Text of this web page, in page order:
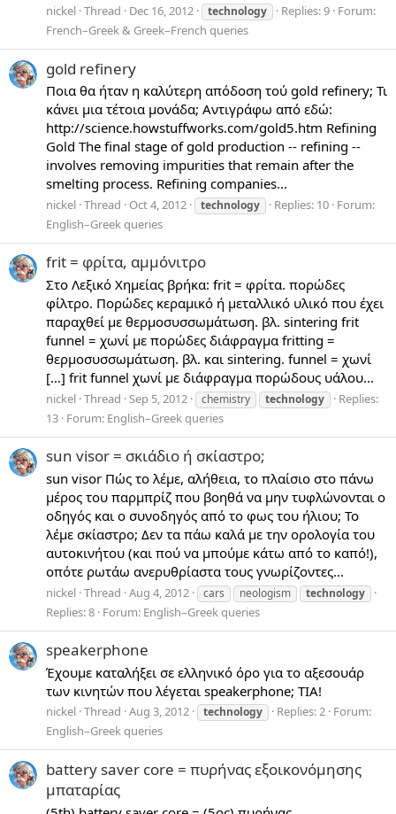
nickel Thread Dec 16, 2012 technology Replies: 9 Forum:
French–Greek & Greek–French queries
gold refinery
Ποια θα ήταν η καλύτερη απόδοση τού gold refinery; Τι
κάνει μια τέτοια μονάδα; Αντιγράφω από εδώ:
http://science.howstuffworks.com/gold5.htm Refining
Gold ­The final stage of gold production -- refining --
involves removing impurities that remain after the
smelting process. Refining companies...
nickel Thread Oct 4, 2012 technology Replies: 10 Forum:
English–Greek queries
frit = φρίτα, αμμόνιτρο
Στο Λεξικό Χημείας βρήκα: frit = φρίτα. πορώδες
φίλτρο. Πορώδες κεραμικό ή μεταλλικό υλικό που έχει
παραχθεί με θερμοσυσσωμάτωση. βλ. sintering frit
funnel = χωνί με πορώδες διάφραγμα fritting =
θερμοσυσσωμάτωση. βλ. και sintering. funnel = χωνί
[…] frit funnel χωνί με διάφραγμα πορώδους υάλου...
nickel Thread Sep 5, 2012 chemistry technology
Replies:
13 Forum: English–Greek queries
sun visor = σκιάδιο ή σκίαστρο;
sun visor Πώς το λέμε, αλήθεια, το πλαίσιο στο πάνω
μέρος του παρμπρίζ που βοηθά να μην τυφλώνονται ο
οδηγός και ο συνοδηγός από το φως του ήλιου; Το
λέμε σκίαστρο; Δεν τα πάω καλά με την ορολογία του
αυτοκινήτου (και πού να μπούμε κάτω από το καπό!),
οπότε ρωτάω ανερυθρίαστα τους γνωρίζοντες...
nickel Thread Aug 4, 2012 cars neologism technology
Replies: 8 Forum: English–Greek queries
speakerphone
Έχουμε καταλήξει σε ελληνικό όρο για το αξεσουάρ
των κινητών που λέγεται speakerphone; TIA!
nickel Thread Aug 3, 2012 technology Replies: 2 Forum:
English–Greek queries
battery saver core = πυρήνας εξοικονόμησης
μπαταρίας